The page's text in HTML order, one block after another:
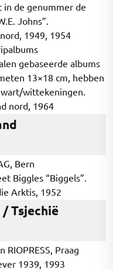
in de genummer de
Johns”.
1949, 1954
gebaseerde albums
13×18 cm, hebben
wittekeningen.
nord, 1964
Bern
Biggles “Biggels”.
Arktis, 1952
Tsjechië
RIOPRESS, Praag
1939, 1993